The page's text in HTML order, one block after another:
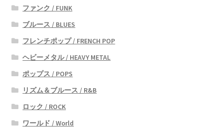
ファンク / FUNK
ブルース / BLUES
フレンチポップ / FRENCH POP
ヘビーメタル / HEAVY METAL
ポップス / POPS
リズム＆ブルース / R&B
ロック / ROCK
ワールド / World